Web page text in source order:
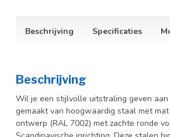
Beschrijving Specificaties
Beschrijving
Wil je een stijlvolle uitstraling geven
gemaakt van hoogwaardig staal met
ontwerp (RAL 7002) met zachte ronde